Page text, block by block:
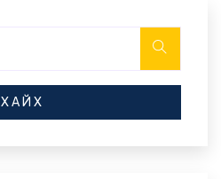
ХАЙХ